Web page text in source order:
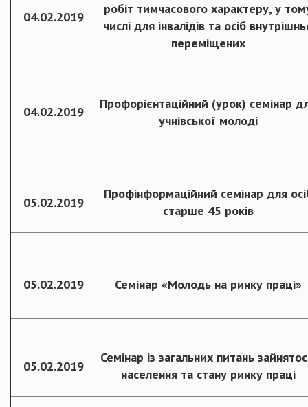
04.02.2019
робіт тимчасового характеру, у
числі для інвалідів та осіб
переміщених
04.02.2019
Профорієнтаційний (урок) семінар
учнівської молоді
05.02.2019
Профінформаційний семінар для
старше 45 років
05.02.2019 Семінар «Молодь на ринку праці»
05.02.2019
Семінар із загальних питань
населення та стану ринку праці